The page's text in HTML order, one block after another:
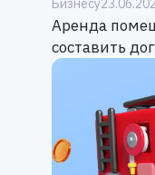
Бизнесу
Аренда
составить